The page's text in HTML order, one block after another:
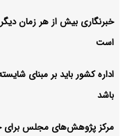
خبرنگاری بیش از هر زمان
است
اداره کشور باید بر مبنای
باشد
مرکز پژوهش‌های مجلس برای